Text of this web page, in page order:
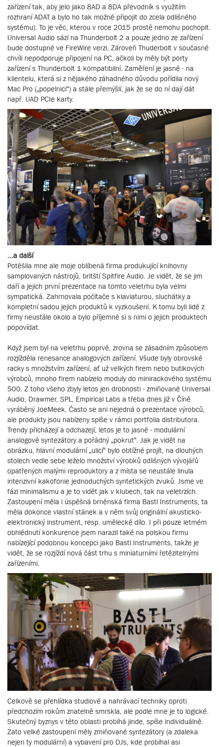
zařízení tak, aby jelo jako 8AD a 8DA převodník s využitím
rozhraní ADAT a bylo ho tak možné připojit do zcela odlišného
systému). To je věc, kterou v roce 2015 prostě nemohu pochopit.
Universal Audio sází na Thunderbolt 2 a pouze jedno ze zařízení
bude dostupné ve FireWire verzi. Zároveň Thuderbolt v současné
chvíli nepodporuje připojení na PC, ačkoli by měly být porty
zařízení s Thunderbolt 1 kompatibilní. Zaměření je jasné - na
klientelu, která si z nějakého záhadného důvodu pořídila nový
Mac Pro („popelnici“) a stále přemýšlí, jak že se do ní dají dát
např. UAD PCIe karty.
...a další
Potěšila mne ale moje oblíbená firma produkující knihovny
samplovaných nástrojů, britští Spitfire Audio. Je vidět, že se jim
daří a jejich první prezentace na tomto veletrhu byla velmi
sympatická. Zahrnovala počítače s klaviaturou, sluchátky a
kompletní sadou jejich produktů k vyzkoušení. K tomu byli lidé z
firmy neustále okolo a bylo příjemné si s nimi o jejich produktech
popovídat.
Když jsem byl na veletrhu poprvé, zrovna se zásadním způsobem
rozjížděla renesance analogových zařízení. Všude byly obrovské
racky s množstvím zařízení, ať už velkých firem nebo butikových
výrobců, mnoho firem nabízelo moduly do minirackového systému
500. Z toho všeho zbyly letos jen drobnosti - zmiňované Universal
Audio, Drawmer, SPL, Empirical Labs a třeba dnes již v Číně
vyráběný JoeMeek. Často se ani nejedná o prezentace výrobců,
ale produkty jsou nabízeny spíše v rámci portfolia distributora.
Trendy přicházejí a odchazejí, letos je to jasné - modulární
analogové syntezátory a pořádný „pokrut“. Jak je vidět na
obrázku, hlavní modulární „ulicí“ bylo obtížné projít, na dlouhých
stolech vedle sebe leželo množství výrobků odlišných vývojářů
opatřených malými reproduktory a z místa se neustále linula
intenzivní kakofonie jednoduchých syntetických zvuků. Jsme ve
fázi minimalismu a je to vidět jak v klubech, tak na veletrzích.
Zastoupení měla i úspěšná brněnská firma Bastl Instruments, ta
měla dokonce vlastní stánek a v něm svůj originální akusticko-
elektronický instrument, resp. umělecké dílo. I při pouze letmém
obhlédnutí konkurence jsem narazil také na polskou firmu
nabízející podobnou koncepci jako Bastl Instruments, takže je
vidět, že se rozjíždí nová část trhu s miniaturními řetězitelnými
zařízeními.
Celkově se přehlídka studiové a nahrávací techniky oproti
předchozím rokům znatelně smrskla, ale podle mne je to logické.
Skutečný byznys v této oblasti probíhá jinde, spíše individuálně.
Zato velké zastoupení měly zmiňované syntezátory (a zdaleka
nejen ty modulární) a vybavení pro DJs, kde probíhal asi